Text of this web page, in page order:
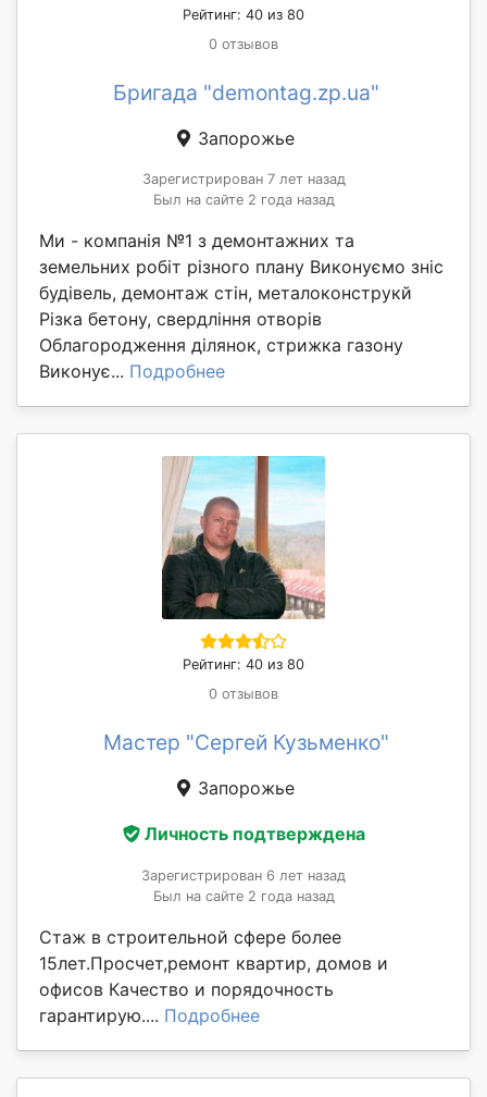
Рейтинг: 40 из 80
0 отзывов
Бригада "demontag.zp.ua"
Запорожье
Зарегистрирован 7 лет назад
Был на сайте 2 года назад
Ми - компанія №1 з демонтажних та
земельних робіт різного плану Виконуємо зніс
будівель, демонтаж стін, металоконструкй
Різка бетону, свердління отворів
Облагородження ділянок, стрижка газону
Виконує... Подробнее
Рейтинг: 40 из 80
0 отзывов
Мастер "Сергей Кузьменко"
Запорожье
Личность подтверждена
Зарегистрирован 6 лет назад
Был на сайте 2 года назад
Стаж в строительной сфере более
15лет.Просчет,ремонт квартир, домов и
офисов Качество и порядочность
гарантирую.... Подробнее